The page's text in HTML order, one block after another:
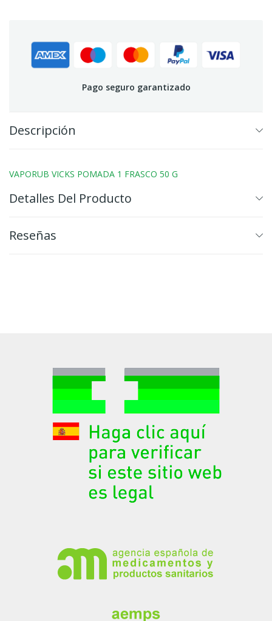
Pago seguro garantizado
Descripción
VAPORUB VICKS POMADA 1 FRASCO 50 G
Detalles Del Producto
Reseñas